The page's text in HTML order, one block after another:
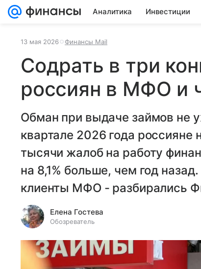
Аналитика Инвестиции
13 мая 2026 Финансы Mail
Содрать в три
россиян в МФО и
Обман при выдаче займов не
квартале 2026 года россияне
тысячи жалоб на работу
на 8,1% больше, чем год
клиенты МФО - разбирались
Елена Гостева
Обозреватель